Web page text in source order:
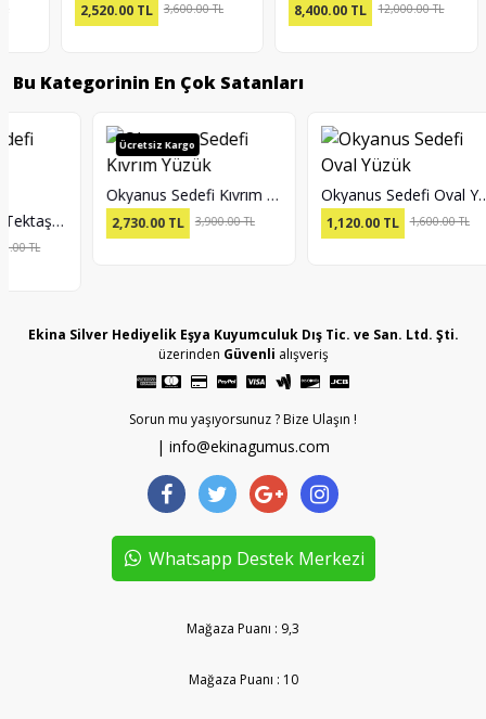
2,520.00TL 3,600.00 TL 8,400.00TL 12,000.00 TL
Bu Kategorinin En Çok Satanları
Ücretsiz Kargo
Okyanus Sedefi Kıvrım Yüzük
2,730.00 TL 3,900.00 TL
Okyanus Sedefi Oval Yüzük
1,120.00 TL 1,600.00 TL
Ekina Silver Hediyelik Eşya Kuyumculuk Dış Tic. ve San. Ltd. Şti.
üzerinden Güvenli alışveriş
Sorun mu yaşıyorsunuz ? Bize Ulaşın !
| info@ekinagumus.com
Whatsapp Destek Merkezi
Mağaza Puanı : 9,3
Mağaza Puanı : 10